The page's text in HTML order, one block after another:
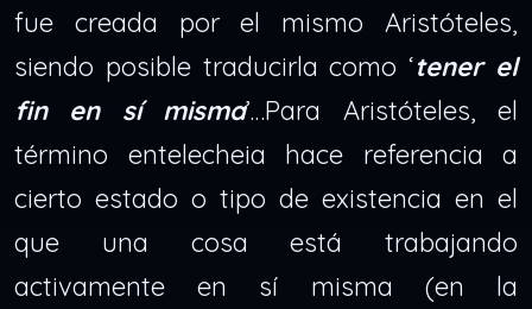
fue creada por el mismo Aristóteles,
siendo posible traducirla como ‘tener el
fin en sí misma’…Para Aristóteles, el
término entelecheia hace referencia a
cierto estado o tipo de existencia en el
que una cosa está trabajando
activamente en sí misma (en la